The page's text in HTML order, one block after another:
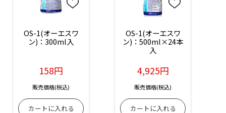
OS-1(オーエスワ
ン)：300ml入
158円
販売価格(税込)
OS-1(オーエスワ
ン)：500ml×24本
入
4,925円
販売価格(税込)